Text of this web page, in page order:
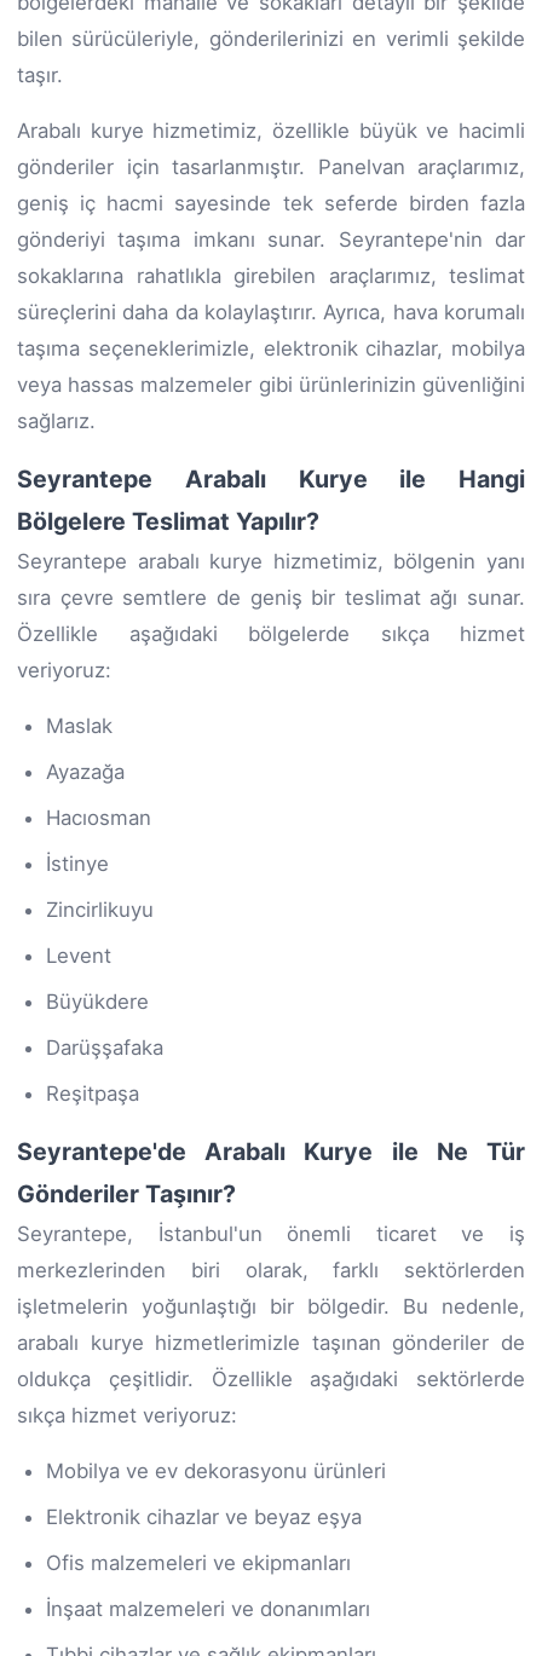
bilen sürücüleriyle, gönderilerinizi en verimli şekilde
taşır.
Arabalı kurye hizmetimiz, özellikle büyük ve hacimli
gönderiler için tasarlanmıştır. Panelvan araçlarımız,
geniş iç hacmi sayesinde tek seferde birden fazla
gönderiyi taşıma imkanı sunar. Seyrantepe'nin dar
sokaklarına rahatlıkla girebilen araçlarımız, teslimat
süreçlerini daha da kolaylaştırır. Ayrıca, hava korumalı
taşıma seçeneklerimizle, elektronik cihazlar, mobilya
veya hassas malzemeler gibi ürünlerinizin güvenliğini
sağlarız.
Seyrantepe Arabalı Kurye ile Hangi
Bölgelere Teslimat Yapılır?
Seyrantepe arabalı kurye hizmetimiz, bölgenin yanı
sıra çevre semtlere de geniş bir teslimat ağı sunar.
Özellikle aşağıdaki bölgelerde sıkça hizmet
veriyoruz:
Maslak
Ayazağa
Hacıosman
İstinye
Zincirlikuyu
Levent
Büyükdere
Darüşşafaka
Reşitpaşa
Seyrantepe'de Arabalı Kurye ile Ne Tür
Gönderiler Taşınır?
Seyrantepe, İstanbul'un önemli ticaret ve iş
merkezlerinden biri olarak, farklı sektörlerden
işletmelerin yoğunlaştığı bir bölgedir. Bu nedenle,
arabalı kurye hizmetlerimizle taşınan gönderiler de
oldukça çeşitlidir. Özellikle aşağıdaki sektörlerde
sıkça hizmet veriyoruz:
Mobilya ve ev dekorasyonu ürünleri
Elektronik cihazlar ve beyaz eşya
Ofis malzemeleri ve ekipmanları
İnşaat malzemeleri ve donanımları